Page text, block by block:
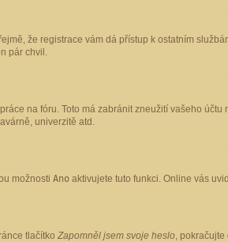
že registrace vám dá přístup k ostatním
pár chvil.
na fóru. Toto má zabránit zneužití vašeho
univerzitě atd.
možnosti Ano aktivujete tuto funkci. Online vás
tlačítko Zapomněl jsem svoje heslo,